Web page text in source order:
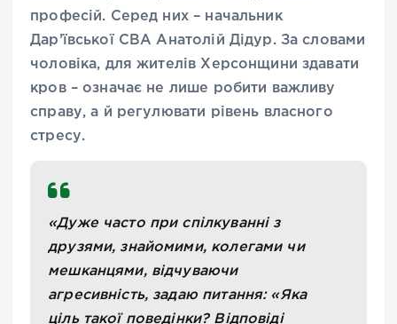
професій. Серед них – начальник
Дар’ївської СВА Анатолій Дідур. За словами
чоловіка, для жителів Херсонщини здавати
кров – означає не лише робити важливу
справу, а й регулювати рівень власного
стресу.
«Дуже часто при спілкуванні з
друзями, знайомими, колегами чи
мешканцями, відчуваючи
агресивність, задаю питання: «Яка
ціль такої поведінки? Відповіді